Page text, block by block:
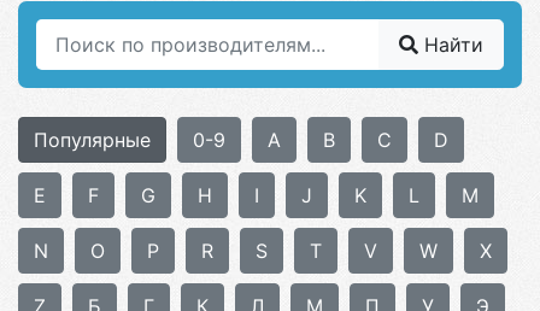
Найти
Популярные 0-9 A B C D
E F G H I J K L M
N O P R S T V W X
Z Б Г К Л М П У Э